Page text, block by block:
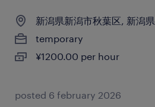
新潟県新潟市秋葉区, 新潟県
temporary
¥1200.00 per hour
posted 6 february 2026